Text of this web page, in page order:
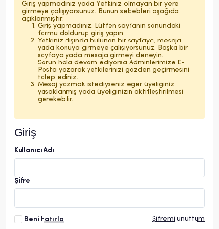
Giriş yapmadınız yada Yetkiniz olmayan bir yere
girmeye çalışıyorsunuz. Bunun sebebleri aşağıda
açıklanmıştır:
Giriş yapmadınız. Lütfen sayfanın sonundaki
formu doldurup giriş yapın.
Yetkiniz dışında bulunan bir sayfaya, mesaja
yada konuya girmeye çalışıyorsunuz. Başka bir
sayfaya yada mesaja girmeyi deneyin.
Sorun hala devam ediyorsa Adminlerimize E-
Posta yazarak yetkilerinizi gözden geçirmesini
talep ediniz.
Mesaj yazmak istediyseniz eğer üyeliğiniz
yasaklanmış yada üyeliğinizin aktifleştirilmesi
gerekebilir.
Giriş
Kullanıcı Adı
Şifre
Beni hatırla Şifremi unuttum